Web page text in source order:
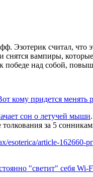
Эзотерик считал, что
вампиры,
победе над собой,
кому придется менять
сон о летучей мыши
за 5
esoterica/article-
"светит" себя Wi-